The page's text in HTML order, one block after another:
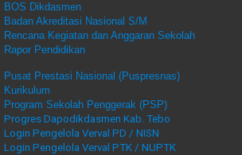
BOS Dikdasmen
Badan Akreditasi Nasional S/M
Rencana Kegiatan dan Anggaran Sekolah
Rapor Pendidikan
Pusat Prestasi Nasional (Puspresnas)
Kurikulum
Program Sekolah Penggerak (PSP)
Progres Dapodikdasmen Kab. Tebo
Login Pengelola Verval PD / NISN
Login Pengelola Verval PTK / NUPTK